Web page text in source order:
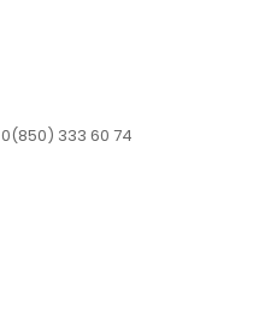
0(850) 333 60 74